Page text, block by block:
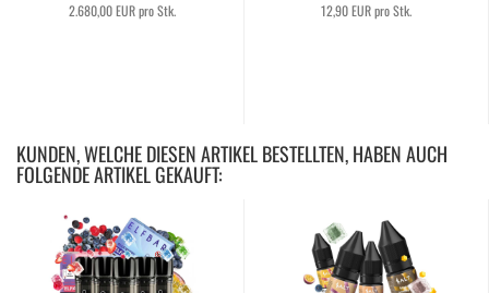
2.680,00 EUR pro Stk. 12,90 EUR pro Stk.
KUNDEN, WELCHE DIESEN ARTIKEL BESTELLTEN, HABEN AUCH
FOLGENDE ARTIKEL GEKAUFT: